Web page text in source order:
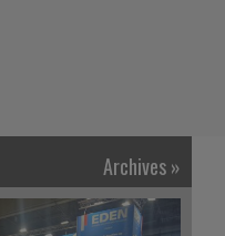
Archives »